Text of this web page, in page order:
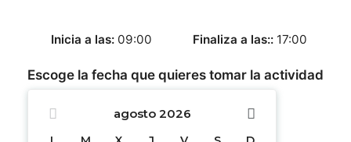
Inicia a las 09:00 Finaliza a las: 17:00
Escoge la fecha que quieres tomar la actividad
agosto 2026